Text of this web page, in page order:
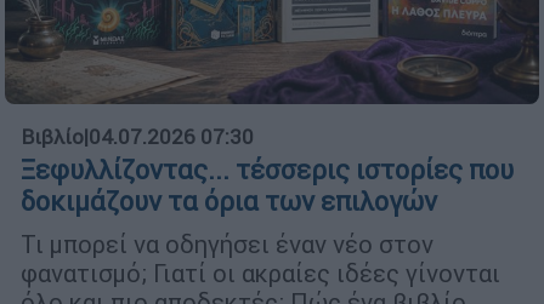
Βιβλίο|04.07.2026 07:30
Ξεφυλλίζοντας... τέσσερις ιστορίες που
δοκιμάζουν τα όρια των επιλογών
Τι μπορεί να οδηγήσει έναν νέο στον
φανατισμό; Γιατί οι ακραίες ιδέες γίνονται